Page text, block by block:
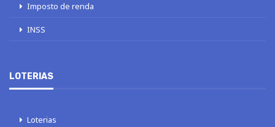
Imposto de renda
INSS
LOTERIAS
Loterias